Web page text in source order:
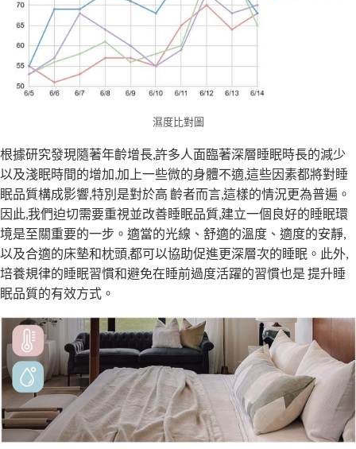
濕度比對圖
根據研究發現隨著年齡增長,許多人面臨著深層睡眠時長的減少
以及淺眠時間的增加,加上一些微的身體不適,這些因素都將對睡
眠品質構成影響,特別是對於高 齡者而言,這樣的情況更為普遍。
因此,我們迫切需要重視並改善睡眠品質,建立一個良好的睡眠環
境是至關重要的一步。適當的光線、舒適的溫度、適度的安靜,
以及合適的床墊和枕頭,都可以協助促進更深層次的睡眠。此外,
培養規律的睡眠習慣和避免在睡前過度活躍的習慣也是 提升睡
眠品質的有效方式。